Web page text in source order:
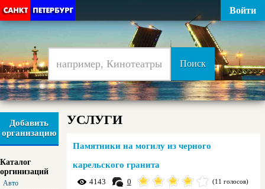
Войти
Добавить
организацию
Каталог
оргинизаций
Авто
УСЛУГИ
Памятники на могилу из черного
карельского гранита
4143 0 (11 голосов)